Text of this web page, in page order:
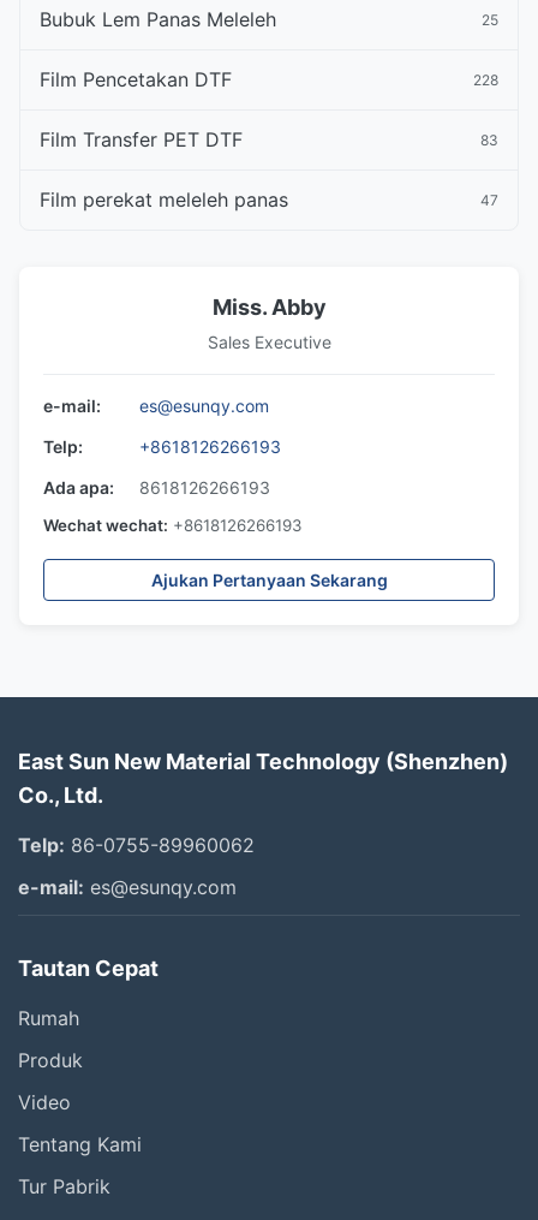
Bubuk Lem Panas Meleleh 25
Film Pencetakan DTF 228
Film Transfer PET DTF 83
Film perekat meleleh panas 47
Miss. Abby
Sales Executive
e-mail:
es@esunqy.com
Telp:
+8618126266193
Ada apa:
8618126266193
Wechat wechat: +8618126266193
Ajukan Pertanyaan Sekarang
East Sun New Material Technology (Shenzhen)
Co., Ltd.
Telp: 86-0755-89960062
e-mail: es@esunqy.com
Tautan Cepat
Rumah
Produk
Video
Tentang Kami
Tur Pabrik